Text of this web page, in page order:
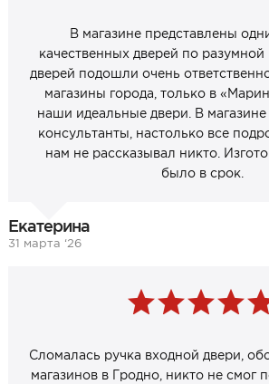
В магазине представлены
качественных дверей по
дверей подошли очень
магазины города, только в
наши идеальные двери. В
консультанты, настолько все
нам не рассказывал никто.
было в срок.
Екатерина
31 марта ‘26
Сломалась ручка входной двери,
магазинов в Гродно, никто не смог